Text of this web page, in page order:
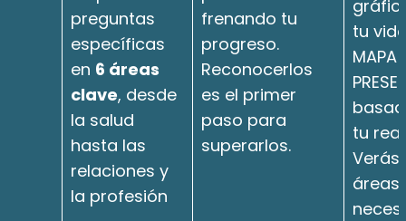
preguntas
específicas
en 6 áreas
clave, desde
la salud
hasta las
relaciones y
la profesión
frenando tu
progreso.
Reconocerlos
es el primer
paso para
superarlos.
tu
MAPA
tu
Verás
áreas